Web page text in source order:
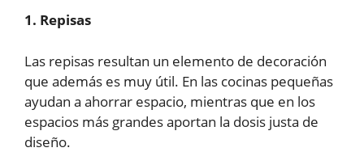
1. Repisas
Las repisas resultan un elemento de decoración
que además es muy útil. En las cocinas pequeñas
ayudan a ahorrar espacio, mientras que en los
espacios más grandes aportan la dosis justa de
diseño.